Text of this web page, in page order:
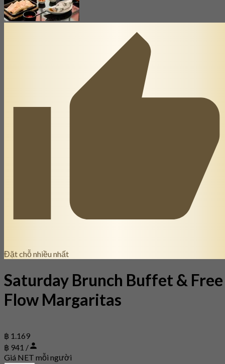
Đặt chỗ nhiều nhất
Saturday Brunch Buffet & Free
Flow Margaritas
฿ 1.169
฿ 941 /
Giá NET mỗi người